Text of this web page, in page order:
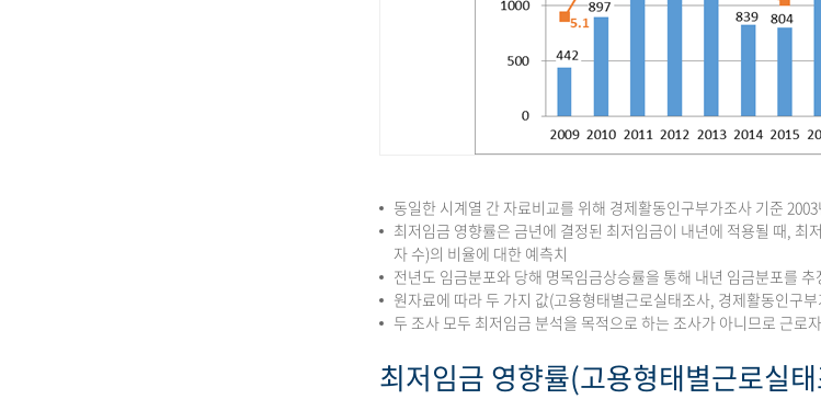
동일한 시계열 간 자료비교를 위해 경제활동인구부가조사 기준
최저임금 영향률은 금년에 결정된 최저임금이 내년에 적용될 때,
자 수)의 비율에 대한 예측치
전년도 임금분포와 당해 명목임금상승률을 통해 내년 임금분포를 추
원자료에 따라 두 가지 값(고용형태별근로실태조사, 경제활동인구
두 조사 모두 최저임금 분석을 목적으로 하는 조사가 아니므로 근
최저임금 영향률(고용형태별근로실